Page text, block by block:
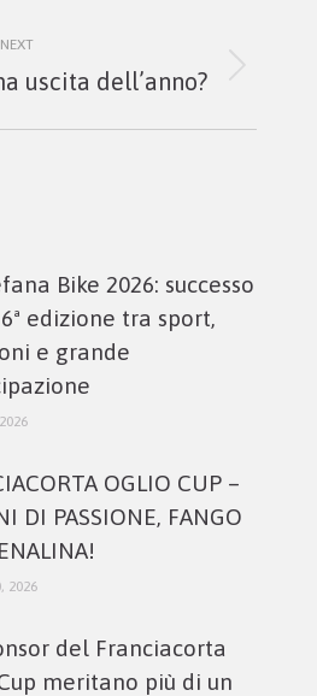
NEXT
Next
uscita dell’anno?
Bike 2026: successo
edizione tra sport,
e grande
OGLIO CUP –
DI PASSIONE, FANGO
2026
del Franciacorta
meritano più di un